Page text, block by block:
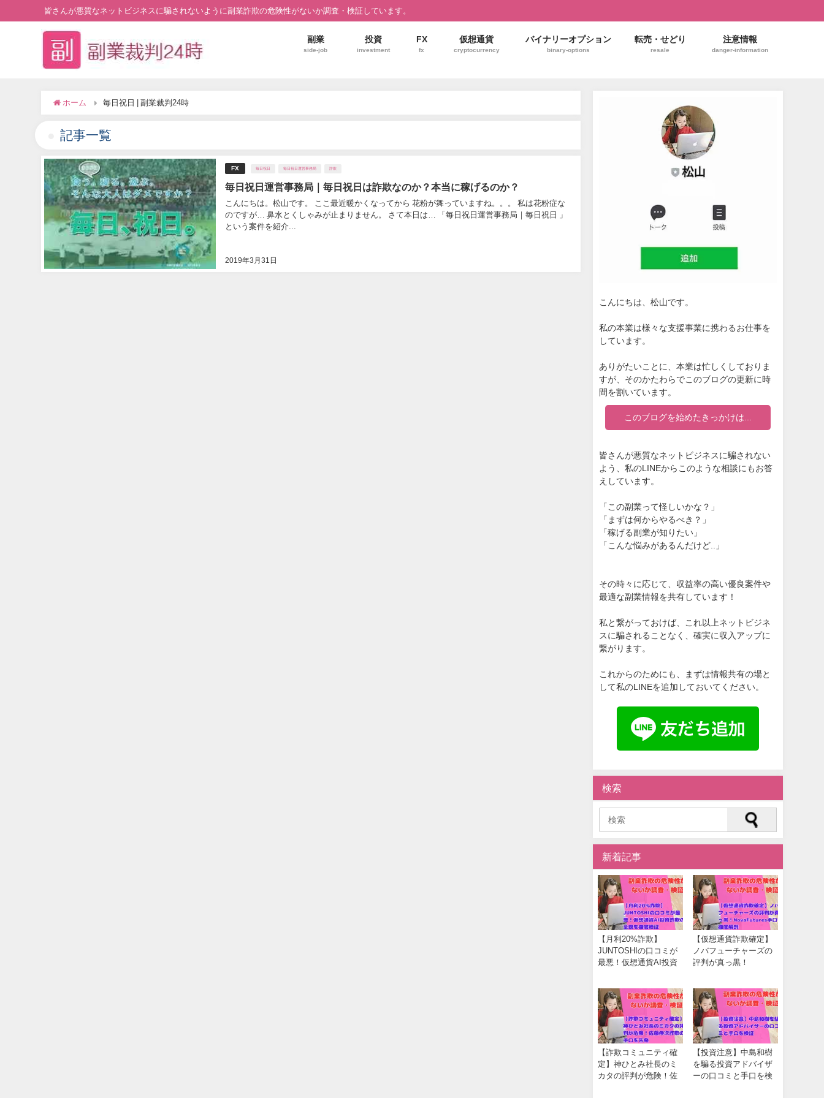
皆さんが悪質なネットビジネスに騙されないように副業詐欺の危険性がないか調査・検証しています。
副業
side-job
投資
investment
FX
fx
仮想通貨
cryptocurrency
バイナリーオプション
binary-options
転売・せどり
resale
注意情報
danger-information
ホーム 毎日祝日 | 副業裁判24時
記事一覧
FX 毎日祝日 毎日祝日運営事務局 詐欺
毎日祝日運営事務局｜毎日祝日は詐欺なのか？本当に稼げるのか？
2019年3月31日
こんにちは。松山です。 ここ最近暖かくなってから 花粉が舞っていますね。。。 私は花粉症な
のですが… 鼻水とくしゃみが止まりません。 さて本日は… 「毎日祝日運営事務局｜毎日祝日 」
という案件を紹介...
こんにちは、松山です。
私の本業は様々な支援事業に携わるお仕事を
しています。
ありがたいことに、本業は忙しくしておりま
すが、そのかたわらでこのブログの更新に時
間を割いています。
このブログを始めたきっかけは...
皆さんが悪質なネットビジネスに騙されない
よう、私のLINEからこのような相談にもお答
えしています。
「この副業って怪しいかな？」
「まずは何からやるべき？」
「稼げる副業が知りたい」
「こんな悩みがあるんだけど..」
その時々に応じて、収益率の高い優良案件や
最適な副業情報を共有しています！
私と繋がっておけば、これ以上ネットビジネ
スに騙されることなく、確実に収入アップに
繋がります。
これからのためにも、まずは情報共有の場と
して私のLINEを追加しておいてください。
検索
新着記事
【月利20%詐欺】
JUNTOSHIの口コミが
最悪！仮想通貨AI投資
【仮想通貨詐欺確定】
ノバフューチャーズの
評判が真っ黒！
【詐欺コミュニティ確
定】神ひとみ社長のミ
カタの評判が危険！佐
【投資注意】中島和樹
を騙る投資アドバイザ
ーの口コミと手口を検